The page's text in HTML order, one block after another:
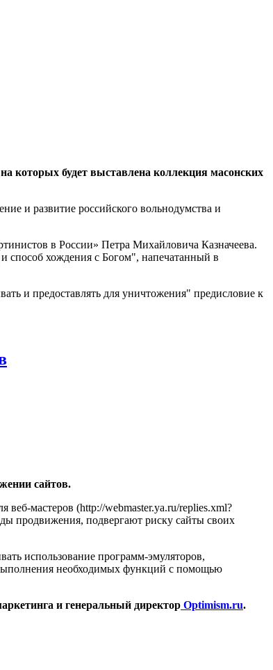
которых будет выставлена коллекция масонских
и развитие российского вольнодумства и
в России» Петра Михайловича Казначеева.
хождения с Богом", напечатанный в
и предоставлять для уничтожения" предисловие к
сайтов.
веб-мастеров (http://webmaster.ya.ru/replies.xml?
продвижения, подвергают риску сайты своих
использование программ-эмуляторов,
необходимых функций с помощью
и генеральный директор Optimism.ru.